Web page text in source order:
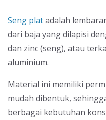
Seng platadalah
dari baja yang dilapisi
dan zinc (seng), atau
aluminium.
Material ini memiliki
mudah dibentuk,
berbagai kebutuhan